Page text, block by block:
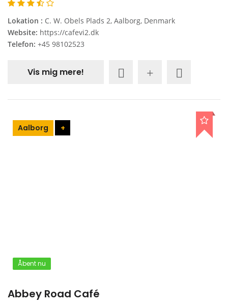
Lokation : C. W. Obels Plads 2, Aalborg, Denmark
Website: https://cafevi2.dk
Telefon: +45 98102523
Vis mig mere!
Aalborg +
Åbent nu
Abbey Road Café